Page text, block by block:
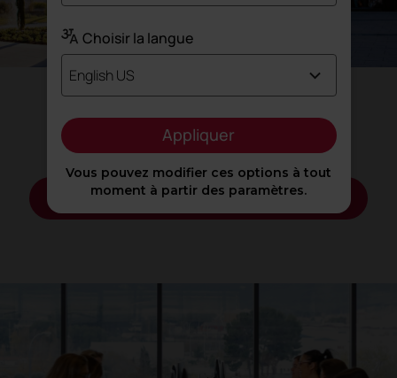
Politique de gestion intégrée
Télécharger
Choisir la langue
English US
Appliquer
Vous pouvez modifier ces options à tout
moment à partir des paramètres.